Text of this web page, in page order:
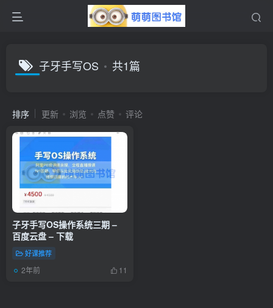
子牙手写OS 共1篇
排序 更新 浏览 点赞 评论
子牙手写OS操作系统三期 –
百度云盘 – 下载
好课推荐
2年前 11